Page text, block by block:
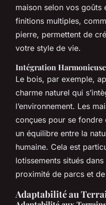
maison selon vos goûts
finitions multiples,
pierre, permettent de
votre style de vie.
Intégration
Le bois, par exemple,
charme naturel qui
l’environnement. Les
conçues pour se fondre
un équilibre entre la
humaine. Cela est
lotissements situés
proximité de parcs et
Adaptabilité au